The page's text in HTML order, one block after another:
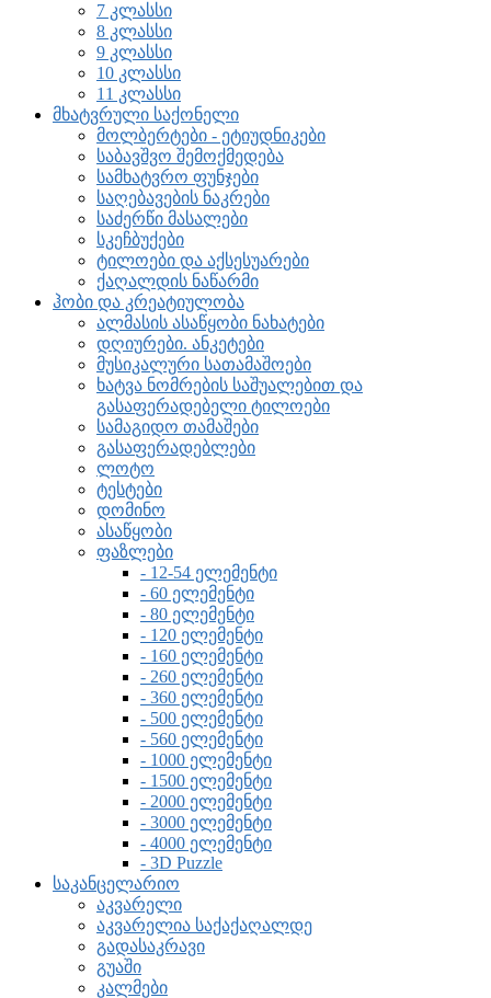
7 კლასსი
8 კლასსი
9 კლასსი
10 კლასსი
11 კლასსი
მხატვრული საქონელი
მოლბერტები - ეტიუდნიკები
საბავშვო შემოქმედება
სამხატვრო ფუნჯები
საღებავების ნაკრები
საძერწი მასალები
სკეჩბუქები
ტილოები და აქსესუარები
ქაღალდის ნაწარმი
ჰობი და კრეატიულობა
ალმასის ასაწყობი ნახატები
დღიურები. ანკეტები
მუსიკალური სათამაშოები
ხატვა ნომრების საშუალებით და
გასაფერადებელი ტილოები
სამაგიდო თამაშები
გასაფერადებლები
ლოტო
ტესტები
დომინო
ასაწყობი
ფაზლები
- 12-54 ელემენტი
- 60 ელემენტი
- 80 ელემენტი
- 120 ელემენტი
- 160 ელემენტი
- 260 ელემენტი
- 360 ელემენტი
- 500 ელემენტი
- 560 ელემენტი
- 1000 ელემენტი
- 1500 ელემენტი
- 2000 ელემენტი
- 3000 ელემენტი
- 4000 ელემენტი
- 3D Puzzle
საკანცელარიო
აკვარელი
აკვარელია საქაქაღალდე
გადასაკრავი
გუაში
კალმები